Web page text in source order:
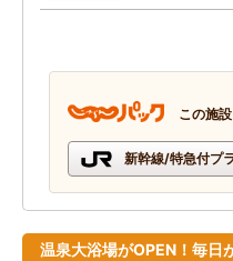
この施
新幹線/特急付プ
温泉大浴場がOPEN！毎日